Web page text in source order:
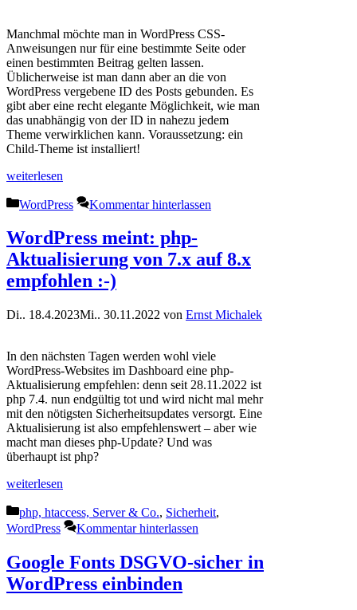
Manchmal möchte man in WordPress CSS-
Anweisungen nur für eine bestimmte Seite oder
einen bestimmten Beitrag gelten lassen.
Üblicherweise ist man dann aber an die von
WordPress vergebene ID des Posts gebunden. Es
gibt aber eine recht elegante Möglichkeit, wie man
das unabhängig von der ID in nahezu jedem
Theme verwirklichen kann. Voraussetzung: ein
Child-Theme ist installiert!
weiterlesen
Kategorien
WordPress Kommentar hinterlassen
WordPress meint: php-
Aktualisierung von 7.x auf 8.x
empfohlen :-)
Di.. 18.4.2023Mi.. 30.11.2022 von Ernst Michalek
In den nächsten Tagen werden wohl viele
WordPress-Websites im Dashboard eine php-
Aktualisierung empfehlen: denn seit 28.11.2022 ist
php 7.4. nun endgültig tot und wird nicht mal mehr
mit den nötigsten Sicherheitsupdates versorgt. Eine
Aktualisierung ist also empfehlenswert – aber wie
macht man dieses php-Update? Und was
überhaupt ist php?
weiterlesen
Kategorien
php, htaccess, Server & Co., Sicherheit,
WordPress
Kommentar hinterlassen
Google Fonts DSGVO-sicher in
WordPress einbinden